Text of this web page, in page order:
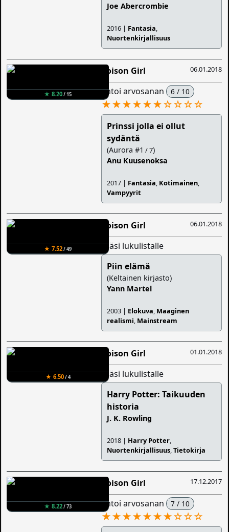
Joe Abercrombie
2016 | Fantasia,
Nuortenkirjallisuus
★ 8.20/ 15
06.01.2018
Poison Girl
antoi arvosanan 6 / 10
★★★★★★☆☆☆☆
Prinssi jolla ei ollut
sydäntä
(Aurora #1 / 7)
Anu Kuusenoksa
2017 | Fantasia, Kotimainen,
Vampyyrit
★ 7.52/ 49
06.01.2018
Poison Girl
lisäsi lukulistalle
Piin elämä
(Keltainen kirjasto)
Yann Martel
2003 | Elokuva, Maaginen
realismi, Mainstream
★ 6.50/ 4
01.01.2018
Poison Girl
lisäsi lukulistalle
Harry Potter: Taikuuden
historia
J. K. Rowling
2018 | Harry Potter,
Nuortenkirjallisuus,Tietokirja
★ 8.22/ 73
17.12.2017
Poison Girl
antoi arvosanan 7 / 10
★★★★★★★☆☆☆